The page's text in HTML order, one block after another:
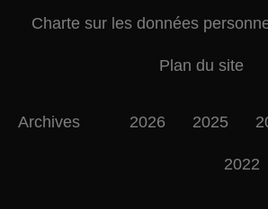
Charte sur les données
Plan du site
Archives 2026 2025
2022